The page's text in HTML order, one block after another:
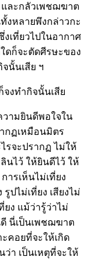
ละกลัวเพชฌฆาต
งหลายพึงกล่าวกะ
เที่ยวไปในอากาศ
ดก็จะตัดศีรษะของ
นั้นเสีย ฯ
งทำกิจนั้นเสีย
ามยินดีพอใจใน
กฏเหมือนมิตร
รจะปรากฏ ไม่ให้
นไว้ ให้ยินดีไว้ ให้
ารเห็นไม่เที่ยง
ปไม่เที่ยง เสียงไม่
ยง แม้ว่ารู้ว่าไม่
นี่เป็นเพชฌฆาต
คอยที่จะให้เกิด
า เป็นเหตุที่จะให้